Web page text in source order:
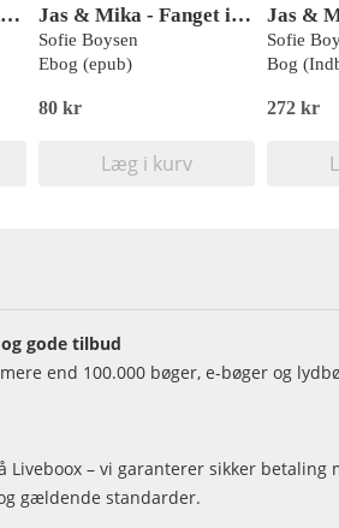
Jas & Mika - Mission: Bryllup Jas & Mika - Fanget i Spøgelseshuset
Sofie Boysen
Ebog (epub)
80 kr
Læg i kurv
Sofie
Bog
272 kr
gode tilbud
end 100.000 bøger, e-bøger og
Liveboox – vi garanterer sikker betaling
gældende standarder.